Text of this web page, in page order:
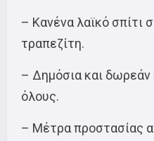
– Κανένα λαϊκό σπίτι
τραπεζίτη.
– Δημόσια και δωρεάν
όλους.
– Μέτρα προστασίας